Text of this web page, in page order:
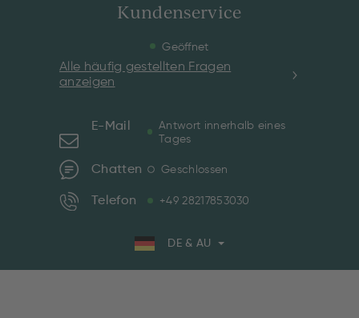
Kundenservice
Geöffnet
Alle häufig gestellten Fragen
anzeigen
E-Mail
Antwort innerhalb eines
Tages
Chatten Geschlossen
Telefon +49 28217853030
DE & AU